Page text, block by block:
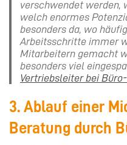
verschwendet werden,
welch enormes
besonders da, wo
Arbeitsschritte immer
Mitarbeitern gemacht
besonders viel
Vertriebsleiter bei
3. Ablauf einer
Beratung durch